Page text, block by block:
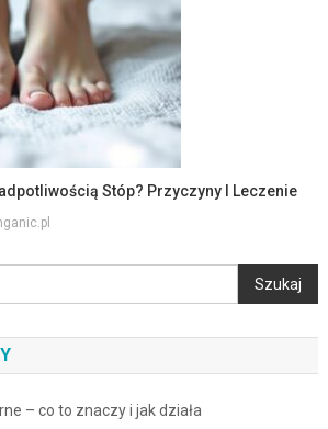
Stóp? Przyczyny I Leczenie
Szukaj
– co to znaczy i jak działa